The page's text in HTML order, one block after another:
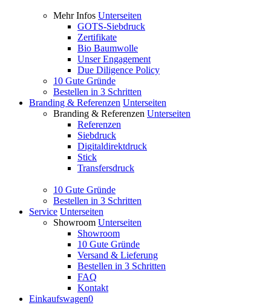
Mehr Infos Unterseiten
GOTS-Siebdruck
Zertifikate
Bio Baumwolle
Unser Engagement
Due Diligence Policy
10 Gute Gründe
Bestellen in 3 Schritten
Branding & Referenzen Unterseiten
Branding & Referenzen Unterseiten
Referenzen
Siebdruck
Digitaldirektdruck
Stick
Transfersdruck
10 Gute Gründe
Bestellen in 3 Schritten
Service Unterseiten
Showroom Unterseiten
Showroom
10 Gute Gründe
Versand & Lieferung
Bestellen in 3 Schritten
FAQ
Kontakt
Einkaufswagen0